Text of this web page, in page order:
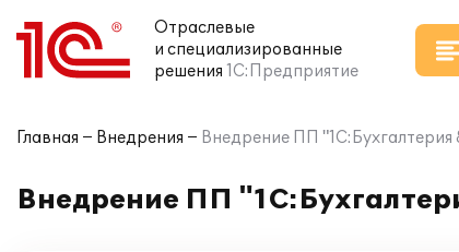
Отраслевые
и специализированные
решения 1С:Предприятие
Главная Внедрения Внедрение ПП
Внедрение ПП